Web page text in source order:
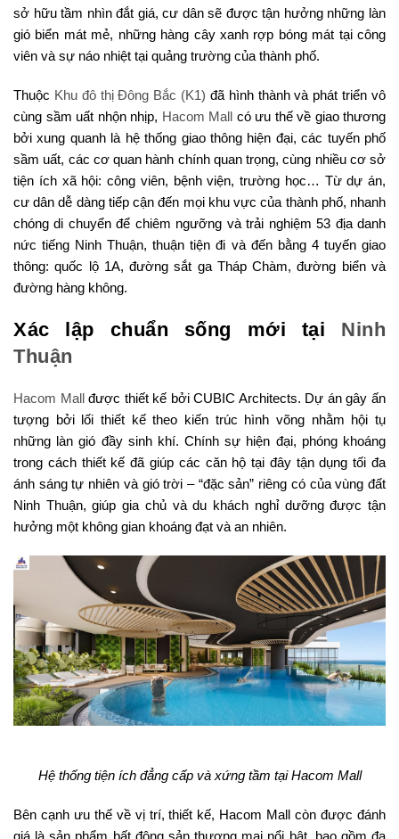
sở hữu tầm nhìn đắt giá, cư dân sẽ được tận hưởng những làn
gió biển mát mẻ, những hàng cây xanh rợp bóng mát tại công
viên và sự náo nhiệt tại quảng trường của thành phố.
Thuộc Khu đô thị Đông Bắc (K1) đã hình thành và phát triển vô
cùng sầm uất nhộn nhịp, Hacom Mall có ưu thế về giao thương
bởi xung quanh là hệ thống giao thông hiện đại, các tuyến phố
sầm uất, các cơ quan hành chính quan trọng, cùng nhiều cơ sở
tiện ích xã hội: công viên, bệnh viện, trường học… Từ dự án,
cư dân dễ dàng tiếp cận đến mọi khu vực của thành phố, nhanh
chóng di chuyển để chiêm ngưỡng và trải nghiệm 53 địa danh
nức tiếng Ninh Thuận, thuận tiện đi và đến bằng 4 tuyến giao
thông: quốc lộ 1A, đường sắt ga Tháp Chàm, đường biển và
đường hàng không.
Xác lập chuẩn sống mới tại Ninh
Thuận
Hacom Mallđược thiết kế bởi CUBIC Architects. Dự án gây ấn
tượng bởi lối thiết kế theo kiến trúc hình võng nhằm hội tụ
những làn gió đầy sinh khí. Chính sự hiện đại, phóng khoáng
trong cách thiết kế đã giúp các căn hộ tại đây tận dụng tối đa
ánh sáng tự nhiên và gió trời – “đặc sản” riêng có của vùng đất
Ninh Thuận, giúp gia chủ và du khách nghỉ dưỡng được tận
hưởng một không gian khoáng đạt và an nhiên.
Hệ thống tiện ích đẳng cấp và xứng tầm tại Hacom Mall
Bên cạnh ưu thế về vị trí, thiết kế, Hacom Mall còn được đánh
giá là sản phẩm bất động sản thương mại nổi bật, bao gồm đa